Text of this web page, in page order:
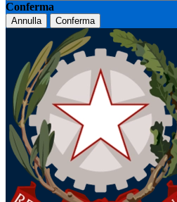
Conferma
Annulla Conferma